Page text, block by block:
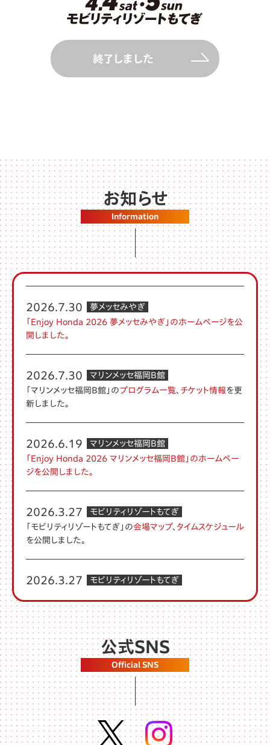
終了しました
公式SNS
Official SNS
お知らせ
Information
2026.7.30
夢メッセみやぎ
「Enjoy Honda 2026 夢メッセみやぎ」のホームページを公
開しました。
2026.7.30
マリンメッセ福岡B館
「マリンメッセ福岡B館」のプログラム一覧、 チケット情報 を更
新しました。
2026.6.19
マリンメッセ福岡B館
「Enjoy Honda 2026 マリンメッセ福岡B館」のホームペー
ジを公開しました。
2026.3.27
モビリティリゾートもてぎ
「モビリティリゾートもてぎ」の会場マップ、 タイムスケジュール
を公開しました。
2026.3.27
モビリティリゾートもてぎ
新しました。
2026.3.27
総合
よくあるご質問
を更新しました。
2026.3.13
モビリティリゾートもてぎ
「モビリティリゾートもてぎ」の プログラム一覧 を更新しまし
た。